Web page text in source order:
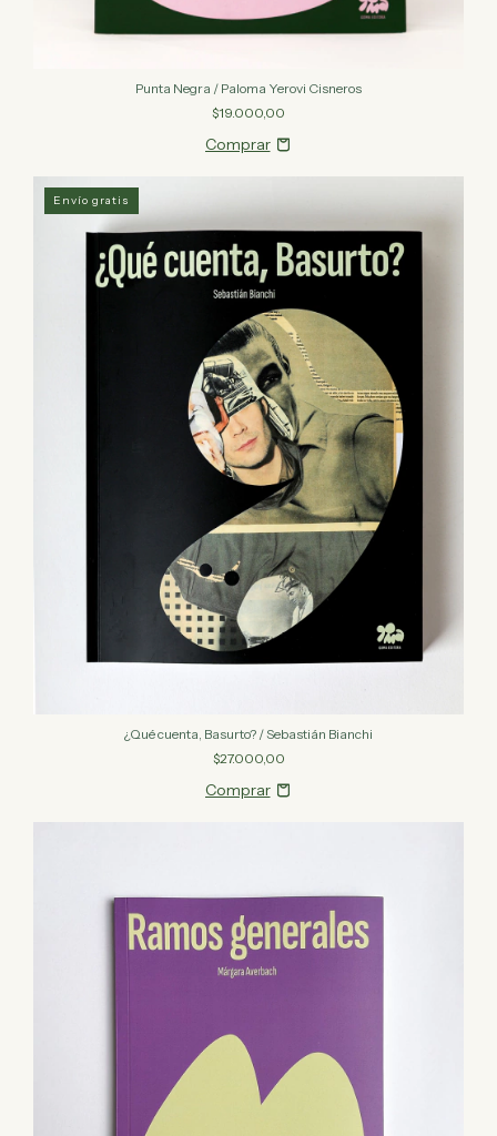
Punta Negra / Paloma Yerovi Cisneros
$19.000,00
Envío gratis
¿Qué cuenta, Basurto? / Sebastián Bianchi
$27.000,00